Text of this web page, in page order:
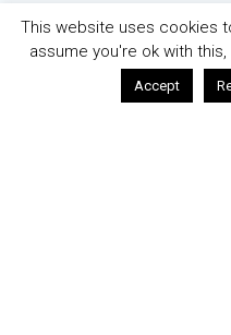
This website uses cookies
assume you're ok with
Accept